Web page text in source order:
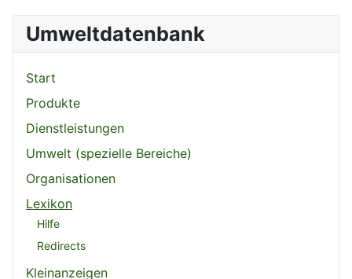
Umweltdatenbank
Start
Produkte
Dienstleistungen
Umwelt (spezielle Bereiche)
Organisationen
Lexikon
Hilfe
Redirects
Kleinanzeigen